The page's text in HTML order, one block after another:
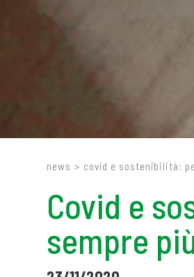
news > covid e sostenibilità:
Covid e
sempre